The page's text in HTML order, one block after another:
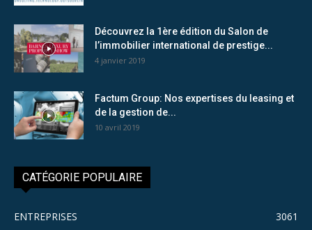
Découvrez la 1ère édition du Salon de
l’immobilier international de prestige...
4 janvier 2019
Factum Group: Nos expertises du leasing et
de la gestion de...
10 avril 2019
CATÉGORIE POPULAIRE
ENTREPRISES
3061